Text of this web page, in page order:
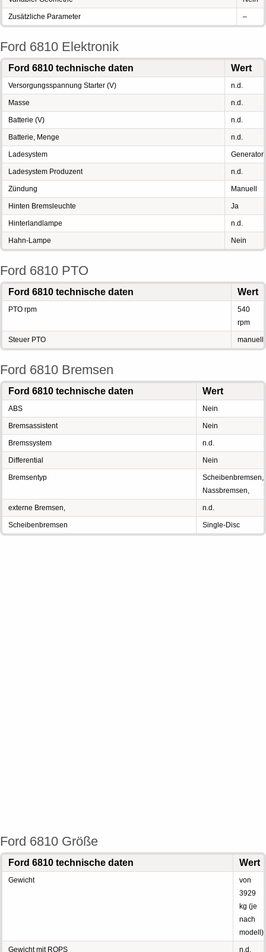
Zusätzliche Parameter –
Ford 6810 Elektronik
Ford 6810 technische daten Wert
Versorgungsspannung Starter (V) n.d.
Masse n.d.
Batterie (V) n.d.
Batterie, Menge n.d.
Ladesystem Generator
Ladesystem Produzent n.d.
Zündung Manuell
Hinten Bremsleuchte Ja
Hinterlandlampe n.d.
Hahn-Lampe Nein
Ford 6810 PTO
Ford 6810 technische daten Wert
PTO rpm
540
rpm
Steuer PTO manuell
Ford 6810 Bremsen
Ford 6810 technische daten Wert
ABS Nein
Bremsassistent Nein
Bremssystem n.d.
Differential Nein
Bremsentyp
Scheibenbremsen,
Nassbremsen,
externe Bremsen, n.d.
Scheibenbremsen Single-Disc
Ford 6810 Größe
Ford 6810 technische daten Wert
Gewicht
von
3929
kg (je
nach
modell)
Gewicht mit ROPS n.d.